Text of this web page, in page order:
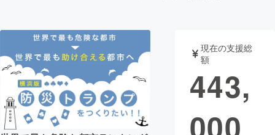
テクノロジー・ガジェット
映像・映画 書籍・雑誌
チャレンジ
現在の支援総
額
443,